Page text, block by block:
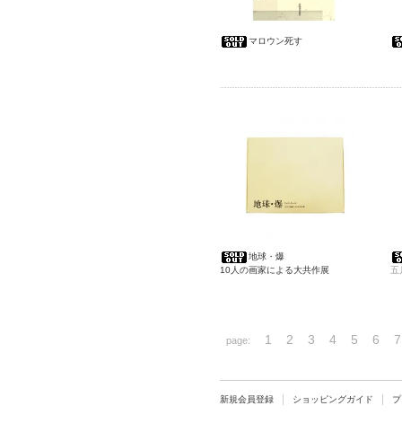
マロウン死す
地球・爆
10人の画家による大共作展
五
page: 1 2 3 4 5 6 7
新規会員登録 ショッピングガイド